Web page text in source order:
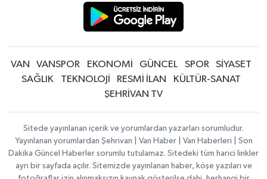
VAN VANSPOR EKONOMİ GÜNCEL SPOR
SİYASET
SAĞLIK
TEKNOLOJİ RESMİ İLAN
KÜLTÜR-SANAT
ŞEHRİVAN TV
Sitede yayınlanan içerik ve yorumlardan yazarları sorumludur.
Yayınlanan yorumlardan Şehrivan | Van Haber | Van Haberleri | Son
Dakika Güncel Haberler sorumlu tutulamaz. Sitedeki tüm harici linkler
ayrı bir sayfada açılır. Sitemizde yayınlanan haber, köşe yazıları ve